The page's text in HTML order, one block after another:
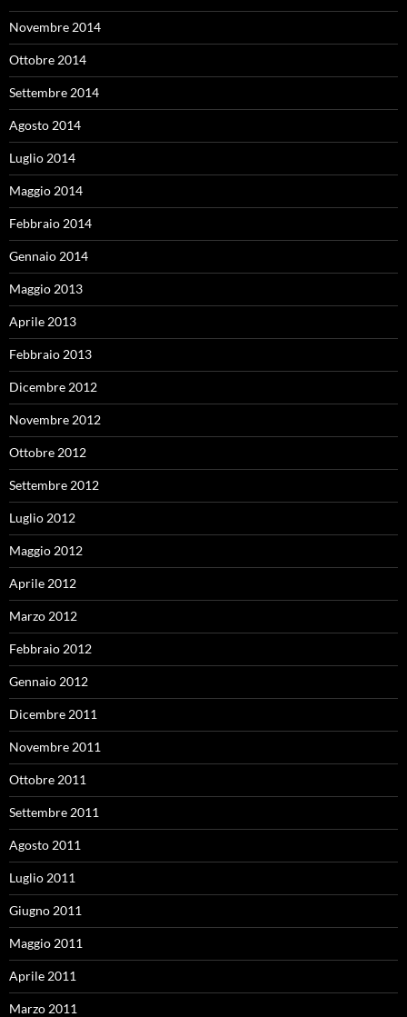
Novembre 2014
Ottobre 2014
Settembre 2014
Agosto 2014
Luglio 2014
Maggio 2014
Febbraio 2014
Gennaio 2014
Maggio 2013
Aprile 2013
Febbraio 2013
Dicembre 2012
Novembre 2012
Ottobre 2012
Settembre 2012
Luglio 2012
Maggio 2012
Aprile 2012
Marzo 2012
Febbraio 2012
Gennaio 2012
Dicembre 2011
Novembre 2011
Ottobre 2011
Settembre 2011
Agosto 2011
Luglio 2011
Giugno 2011
Maggio 2011
Aprile 2011
Marzo 2011